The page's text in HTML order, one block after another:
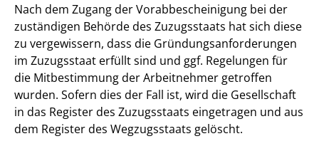
Nach dem Zugang der Vorabbescheinigung bei der
zuständigen Behörde des Zuzugsstaats hat sich diese
zu vergewissern, dass die Gründungsanforderungen
im Zuzugsstaat erfüllt sind und ggf. Regelungen für
die Mitbestimmung der Arbeitnehmer getroffen
wurden. Sofern dies der Fall ist, wird die Gesellschaft
in das Register des Zuzugsstaats eingetragen und aus
dem Register des Wegzugsstaats gelöscht.